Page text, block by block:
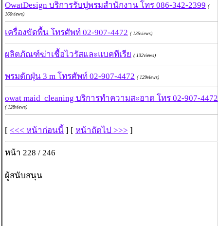
OwatDesign บริการรับปูพรมสำนักงาน โทร 086-342-2399 (
160views)
เครื่องขัดพื้น โทรศัพท์ 02-907-4472 ( 135views)
ผลิตภัณฑ์ฆ่าเชื้อไวรัสและแบคทีเรีย ( 132views)
พรมดักฝุ่น 3 m โทรศัพท์ 02-907-4472 ( 129views)
owat maid cleaning บริการทำความสะอาด โทร 02-907-4472
( 128views)
[ <<< หน้าก่อนนี้ ] [ หน้าถัดไป >>> ]
หน้า 228 / 246
ผู้สนับสนุน